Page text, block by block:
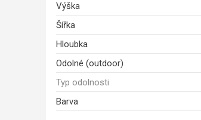
Výška
Šířka
Hloubka
Odolné (outdoor)
Typ odolnosti
Barva